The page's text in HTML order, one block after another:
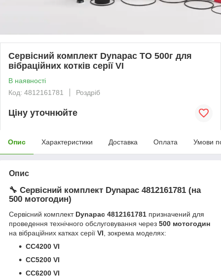
Сервісний комплект Dynapac ТО 500г для
вібраційних котків серії VI
В наявності
Код: 4812161781
Роздріб
Ціну уточнюйте
Опис Характеристики Доставка Оплата Умови
Опис
🔧 Сервісний комплект Dynapac 4812161781 (на
500 мотогодин)
Сервісний комплект Dynapac 4812161781 призначений для
проведення технічного обслуговування через 500 мотогодин
на вібраційних катках серії VI , зокрема моделях:
CC4200 VI
CC5200 VI
CC6200 VI